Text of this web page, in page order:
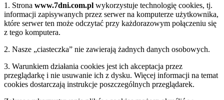
1. Strona www.7dni.com.pl wykorzystuje technologię cookies, tj.
informacji zapisywanych przez serwer na komputerze użytkownika,
które serwer ten może odczytać przy każdorazowym połączeniu się
z tego komputera.
2. Nasze „ciasteczka” nie zawierają żadnych danych osobowych.
3. Warunkiem działania cookies jest ich akceptacja przez
przeglądarkę i nie usuwanie ich z dysku. Więcej informacji na temat
cookies dostarczają instrukcje poszczególnych przeglądarek.